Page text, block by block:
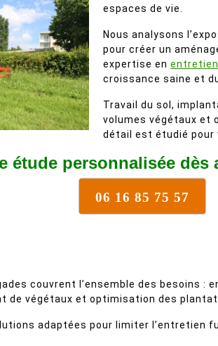
espaces de vie.
Nous analysons
pour créer un
expertise en
croissance saine et
Travail du sol,
volumes végétaux et
détail est étudié pour
étude personnalisée dès
06 16 85 75 57
couvrent l’ensemble des besoins
de végétaux et optimisation des
adaptées pour limiter l’entretien